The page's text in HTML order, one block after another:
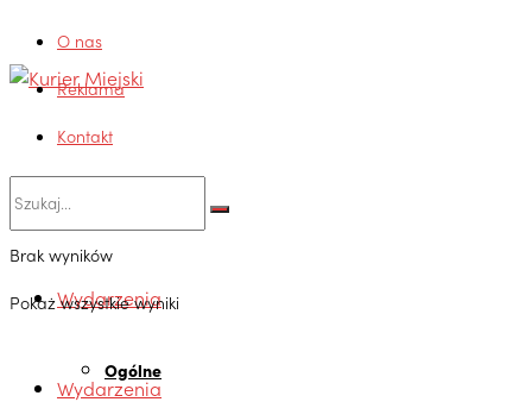
O nas
Reklama
Kontakt
Brak wyników
Pokaż wszystkie wyniki
Wydarzenia
Ogólne
Wydarzenia